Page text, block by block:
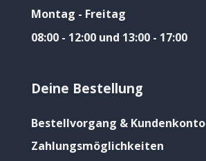
Montag - Freitag
08:00 - 12:00 und 13:00 - 17:00
Deine Bestellung
Bestellvorgang & Kundenkonto
Zahlungsmöglichkeiten